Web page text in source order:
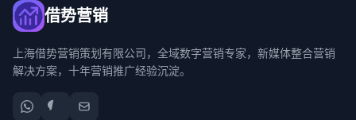
借势营销
上海借势营销策划有限公司，全域数字营销专家，新媒体整合营销
解决方案，十年营销推广经验沉淀。